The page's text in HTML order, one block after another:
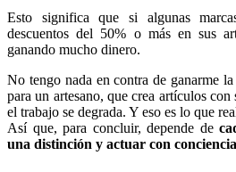
Esto significa que si algunas
descuentos del 50% o más en sus
ganando mucho dinero.
No tengo nada en contra de ganarme
para un artesano, que crea artículos con
el trabajo se degrada. Y eso es lo que
Así que, para concluir, depende de
una distinción y actuar con conciencia